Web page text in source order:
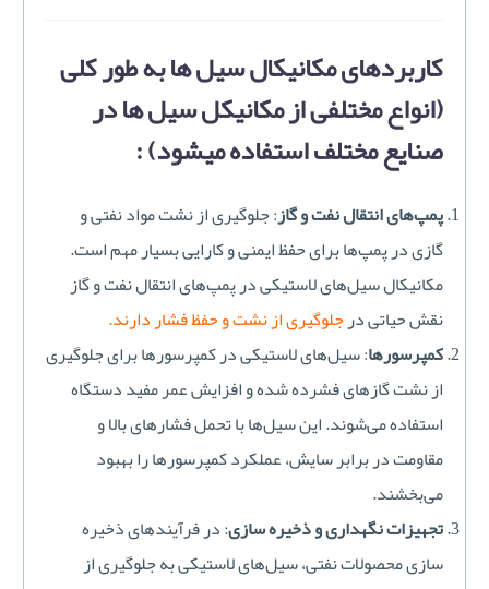
کاربردهای مکانیکال سیل ها به طور کلی
(انواع مختلفی از مکانیکل سیل ها در
صنایع مختلف استفاده میشود) :
پمپ‌های انتقال نفت و گاز: جلوگیری از نشت مواد نفتی و
گازی در پمپ‌ها برای حفظ ایمنی و کارایی بسیار مهم است.
مکانیکال سیل‌های لاستیکی در پمپ‌های انتقال نفت و گاز
نقش حیاتی درجلوگیری از نشت و حفظ فشار دارند.
کمپرسورها: سیل‌های لاستیکی در کمپرسورها برای جلوگیری
از نشت گازهای فشرده شده و افزایش عمر مفید دستگاه
استفاده می‌شوند. این سیل‌ها با تحمل فشارهای بالا و
مقاومت در برابر سایش، عملکرد کمپرسورها را بهبود
می‌بخشند.
تجهیزات نگهداری و ذخیره سازی: در فرآیندهای ذخیره
سازی محصولات نفتی، سیل‌های لاستیکی به جلوگیری از